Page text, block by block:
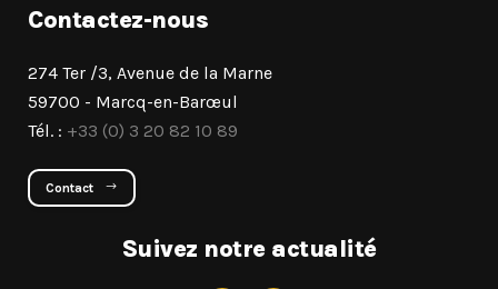
Contactez-nous
274 Ter /3, Avenue de la Marne
59700 - Marcq-en-Barœul
Tél. : +33 (0) 3 20 82 10 89
Contact
Suivez notre actualité